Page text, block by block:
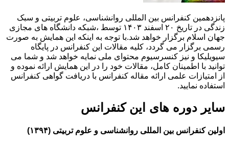
پانزدهمین کنفرانس بین المللی روانشناسی، علوم تربیتی و سبک
زندگی در تاریخ ۲۰ اسفند ۱۴۰۳ توسط ،شبکه دانشگاه های مجازی
جهان اسلام برگزار خواهد شد.با توجه به اینکه این همایش به صورت
رسمی برگزار می گردد، کلیه مقالات این کنفرانس در پایگاه
سیویلیکا و نیز کنسرسیوم محتوای ملی نمایه خواهد شد و شما می
توانید با اطمینان کامل، مقالات خود را در این همایش ارائه نموده و
از امتیازات علمی ارائه مقاله کنفرانس با دریافت گواهی کنفرانس
استفاده نمایید.
سایر دوره های این کنفرانس
اولین کنفرانس بین المللی روانشناسی و علوم تربیتی (۱۳۹۴)